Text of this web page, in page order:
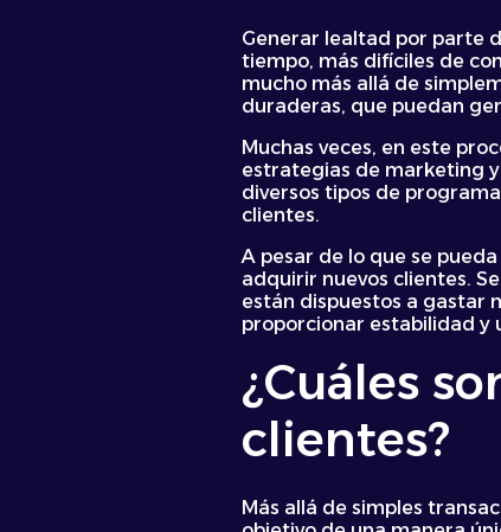
Generar lealtad por parte
tiempo, más difíciles de
mucho más allá de
duraderas, que puedan
Muchas veces, en este
estrategias de marketing
diversos tipos de
clientes.
A pesar de lo que se
adquirir nuevos clientes.
están dispuestos a gastar
proporcionar estabilidad y
¿Cuáles
clientes?
Más allá de simples